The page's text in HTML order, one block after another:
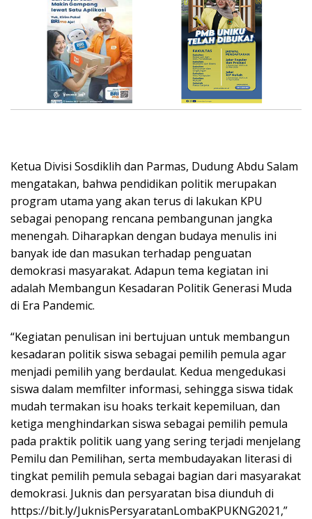
Ketua Divisi Sosdiklih dan Parmas, Dudung Abdu Salam
mengatakan, bahwa pendidikan politik merupakan
program utama yang akan terus di lakukan KPU
sebagai penopang rencana pembangunan jangka
menengah. Diharapkan dengan budaya menulis ini
banyak ide dan masukan terhadap penguatan
demokrasi masyarakat. Adapun tema kegiatan ini
adalah Membangun Kesadaran Politik Generasi Muda
di Era Pandemic.
“Kegiatan penulisan ini bertujuan untuk membangun
kesadaran politik siswa sebagai pemilih pemula agar
menjadi pemilih yang berdaulat. Kedua mengedukasi
siswa dalam memfilter informasi, sehingga siswa tidak
mudah termakan isu hoaks terkait kepemiluan, dan
ketiga menghindarkan siswa sebagai pemilih pemula
pada praktik politik uang yang sering terjadi menjelang
Pemilu dan Pemilihan, serta membudayakan literasi di
tingkat pemilih pemula sebagai bagian dari masyarakat
demokrasi. Juknis dan persyaratan bisa diunduh di
https://bit.ly/JuknisPersyaratanLombaKPUKNG2021,”